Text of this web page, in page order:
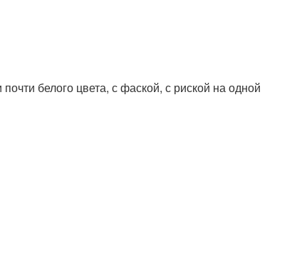
белого цвета, с фаской, с риской на одной